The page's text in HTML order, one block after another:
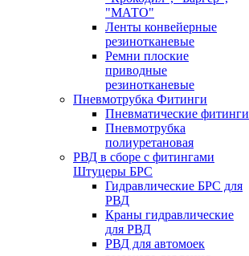
"МАТО"
Ленты конвейерные
резинотканевые
Ремни плоские
приводные
резинотканевые
Пневмотрубка Фитинги
Пневматические фитинги
Пневмотрубка
полиуретановая
РВД в сборе с фитингами
Штуцеры БРС
Гидравлические БРС для
РВД
Краны гидравлические
для РВД
РВД для автомоек